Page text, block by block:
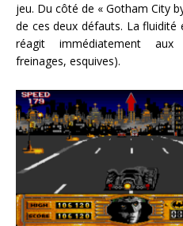
jeu. Du côté de « Gotham City
de ces deux défauts. La
réagit immédiatement aux
freinages, esquives).